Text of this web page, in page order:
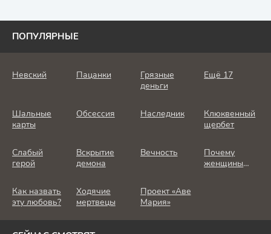
ПОПУЛЯРНЫЕ
Невский Пацанки
Грязные
деньги
Ещё 17
Шальные
карты
Обсессия Наследник
Клюквенный
щербет
Слабый
герой
Вскрытие
демона
Вечность
Почему
женщины
Как назвать
эту любовь?
Ходячие
мертвецы
Проект «Аве
Мария»